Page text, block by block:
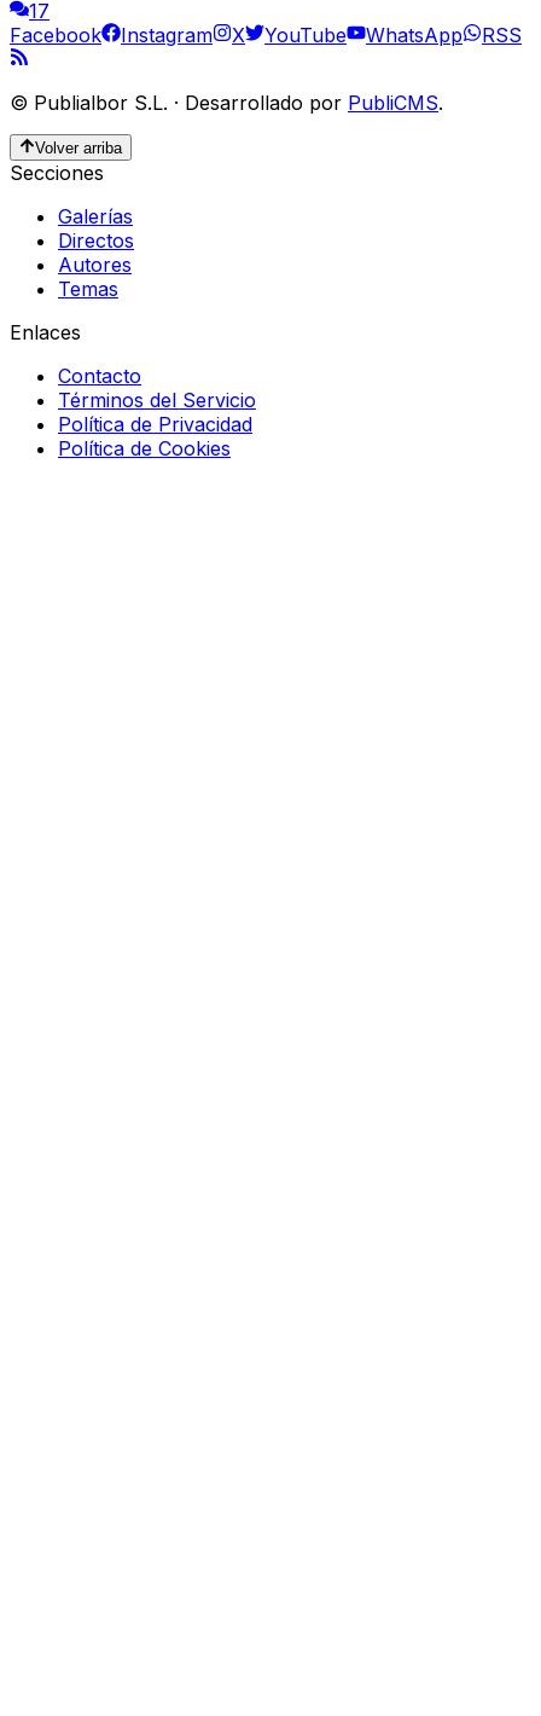
17
Facebook
Instagram X YouTube WhatsApp RSS
© Publialbor S.L. · Desarrollado por PubliCMS.
Volver arriba
Secciones
Galerías
Directos
Autores
Temas
Enlaces
Contacto
Términos del Servicio
Política de Privacidad
Política de Cookies